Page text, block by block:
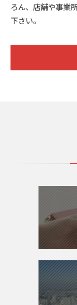
ろん、店舗や事業
下さい。